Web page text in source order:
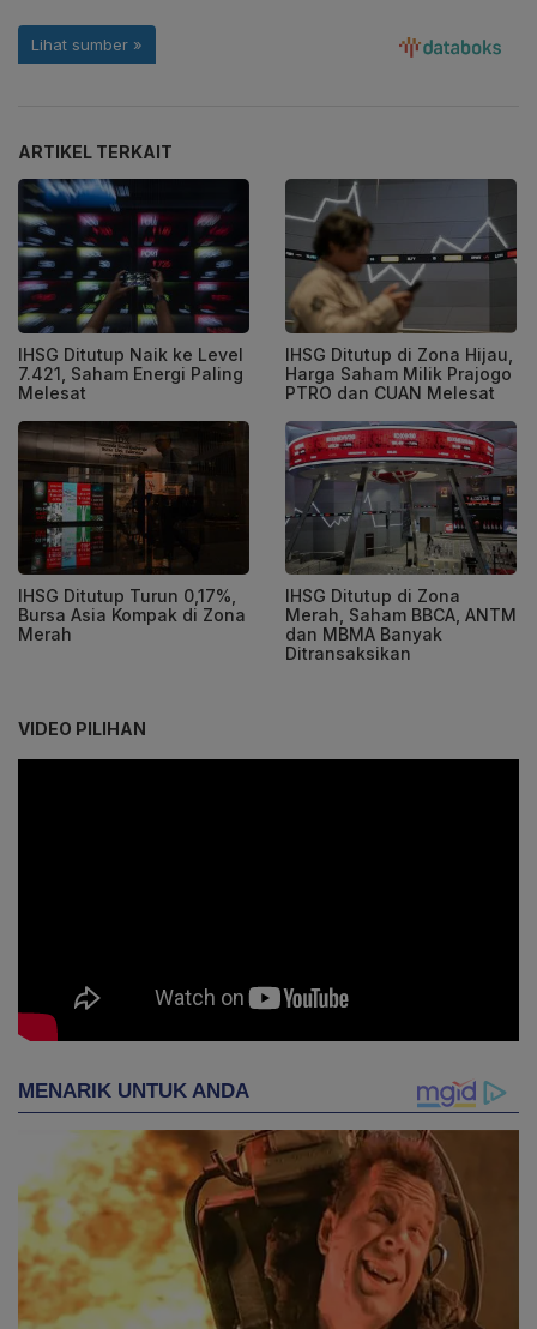
ARTIKEL TERKAIT
IHSG Ditutup Naik ke Level
7.421, Saham Energi Paling
Melesat
IHSG Ditutup di Zona Hijau,
Harga Saham Milik Prajogo
PTRO dan CUAN Melesat
IHSG Ditutup Turun 0,17%,
Bursa Asia Kompak di Zona
Merah
IHSG Ditutup di Zona
Merah, Saham BBCA, ANTM
dan MBMA Banyak
Ditransaksikan
VIDEO PILIHAN